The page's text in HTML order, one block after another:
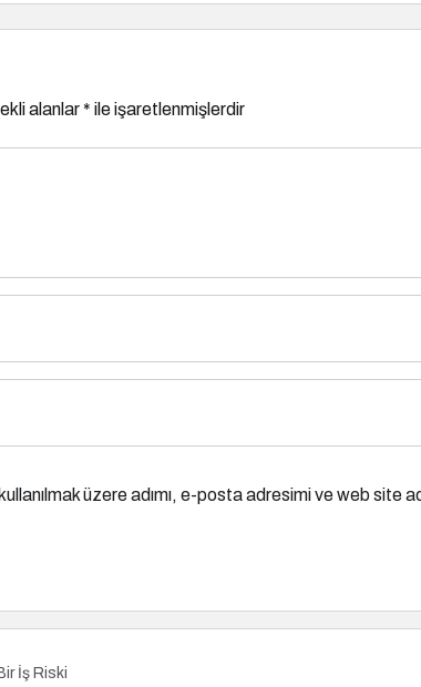
alanlar* ile işaretlenmişlerdir
üzere adımı, e-posta adresimi ve web site
İş Riski